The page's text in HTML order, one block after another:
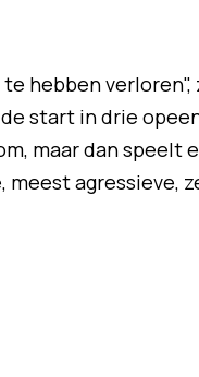
hebben
start in drie
maar dan
agressieve,